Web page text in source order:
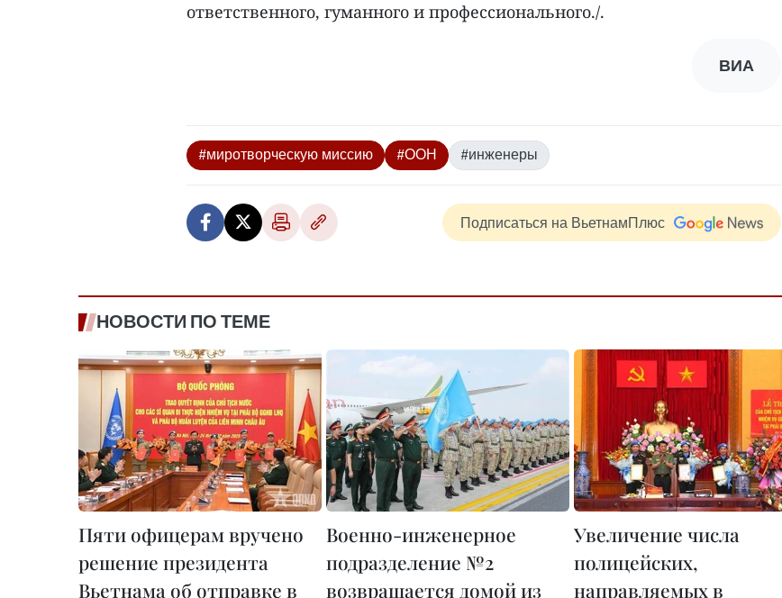
ответственного, гуманного и профессионального./.
ВИА
#миротворческую миссию #ООН #инженеры
Подписаться на ВьетнамПлюс
НОВОСТИ ПО ТЕМЕ
Пяти офицерам вручено
решение президента
Вьетнама об отправке в
Военно-инженерное
подразделение №2
возвращается домой из
Увеличение числа
полицейских,
направляемых в